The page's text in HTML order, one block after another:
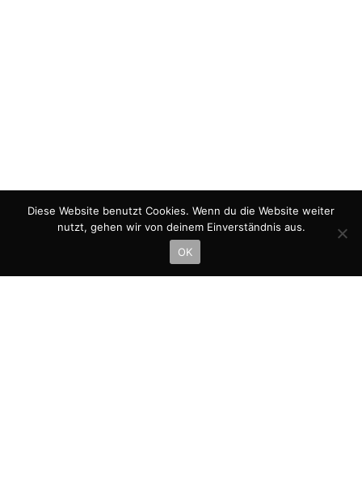
Diese Website benutzt Cookies. Wenn du die Website weiter
nutzt, gehen wir von deinem Einverständnis aus.
OK